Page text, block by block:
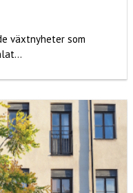
växtnyheter som